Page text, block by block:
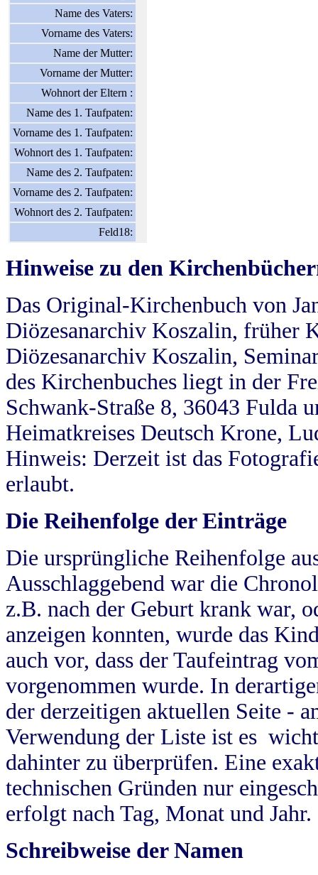
Name des Vaters:
Vorname des Vaters:
Name der Mutter:
Vorname der Mutter:
Wohnort der Eltern :
Name des 1. Taufpaten:
Vorname des 1. Taufpaten:
Wohnort des 1. Taufpaten:
Name des 2. Taufpaten:
Vorname des 2. Taufpaten:
Wohnort des 2. Taufpaten:
Feld18:
Hinweise zu den
Das Original-Kirchenbuch von
Diözesanarchiv Koszalin, früher
Diözesanarchiv Koszalin,
des Kirchenbuches liegt in der
Schwank-Straße 8, 36043 Fulda
Heimatkreises Deutsch Krone,
Hinweis: Derzeit ist das
erlaubt.
Die Reihenfolge der Einträge
Die ursprüngliche Reihenfolge
Ausschlaggebend war die
z.B. nach der Geburt krank war,
anzeigen konnten, wurde das
auch vor, dass der Taufeintrag
vorgenommen wurde. In
der derzeitigen aktuellen Seite -
Verwendung der Liste ist es
dahinter zu überprüfen. Eine
technischen Gründen nur
erfolgt nach Tag, Monat und Jahr.
Schreibweise der Namen